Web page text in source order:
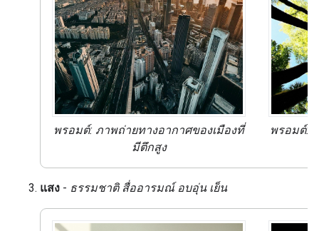
พรอมต์: ภาพถ่ายทางอากาศของเมืองที่
มีตึกสูง
พรอมต์:
แสง - ธรรมชาติ สื่ออารมณ์ อบอุ่น เย็น